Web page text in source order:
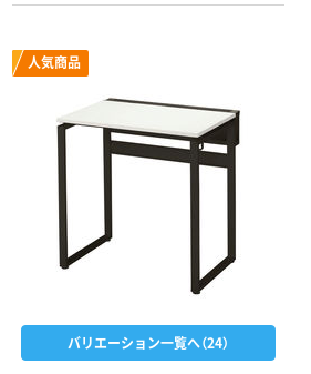
人気商品
バリエーション一覧へ（24）